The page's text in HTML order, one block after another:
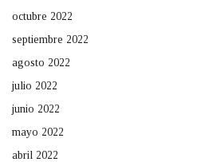
octubre 2022
septiembre 2022
agosto 2022
julio 2022
junio 2022
mayo 2022
abril 2022